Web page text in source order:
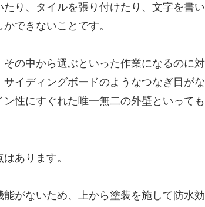
り、タイルを張り付けたり、文字を書
できないことです。
の中から選ぶといった作業になるのに
イディングボードのようなつなぎ目が
性にすぐれた唯一無二の外壁といって
あります。
がないため、上から塗装を施して防水